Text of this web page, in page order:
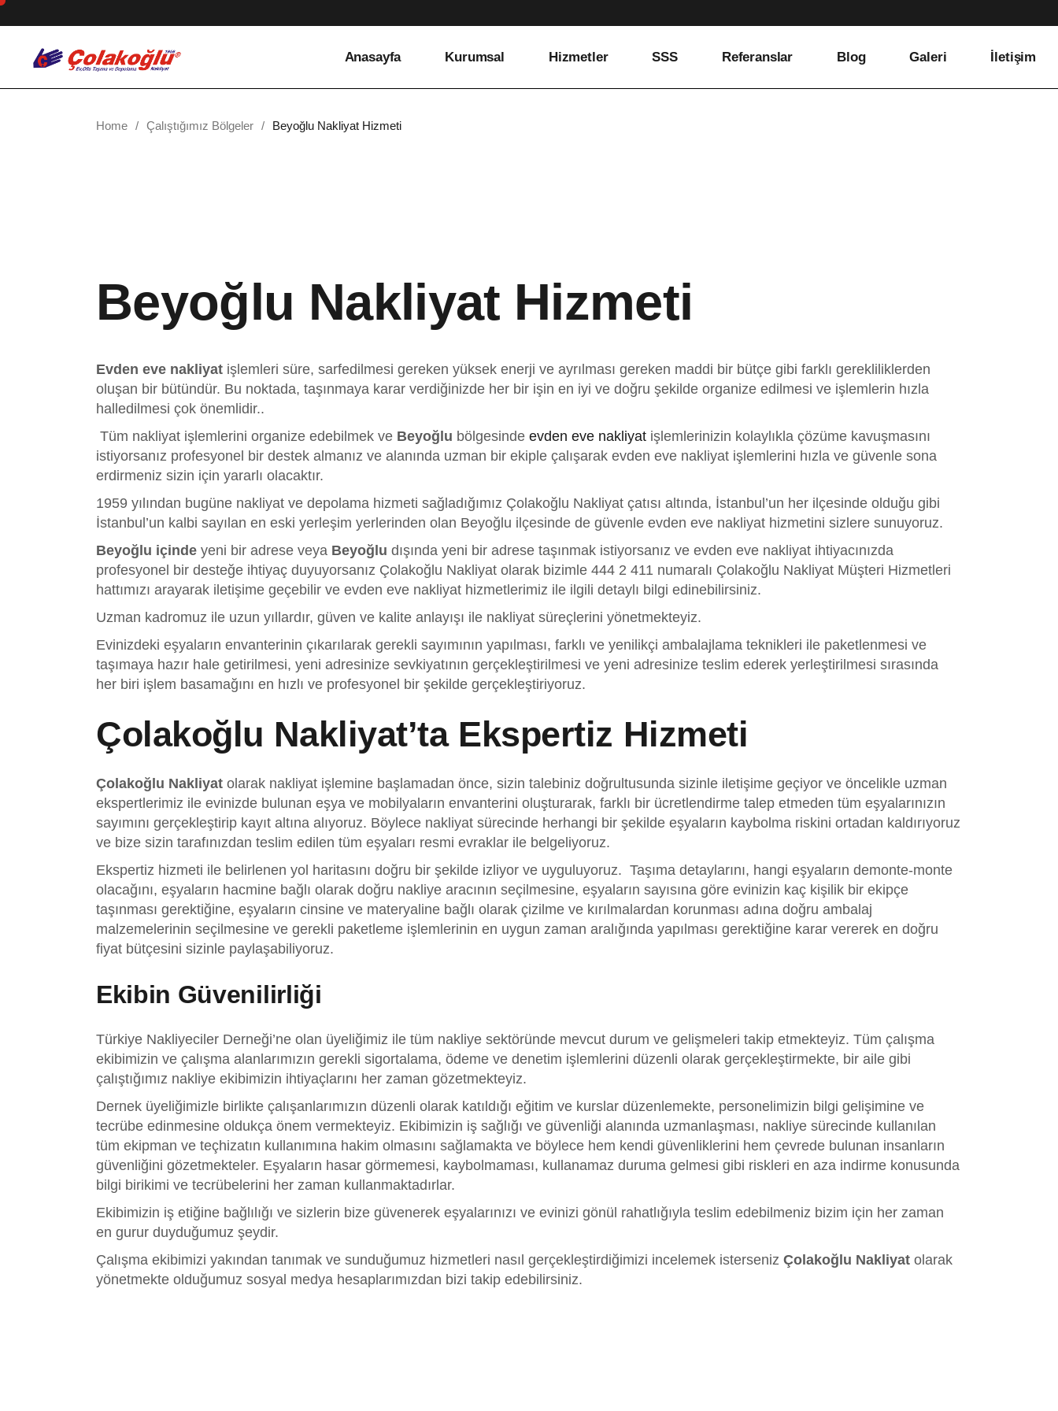
Skip
content
Anasayfa Kurumsal Hizmetler
Villa Taşıma
Kongre Taşımacılığı
Kütüphane
Taşımacılığı
SSS Referanslar Blog Galeri İletişim
Home Çalıştığımız Bölgeler Beyoğlu Nakliyat Hizmeti
Beyoğlu Nakliyat Hizmeti
Evden eve nakliyat işlemleri süre, sarfedilmesi gereken yüksek enerji ve ayrılması gereken maddi bir bütçe gibi farklı gerekliliklerden
oluşan bir bütündür. Bu noktada, taşınmaya karar verdiğinizde her bir işin en iyi ve doğru şekilde organize edilmesi ve işlemlerin hızla
halledilmesi çok önemlidir..
Tüm nakliyat işlemlerini organize edebilmek ve Beyoğlu bölgesinde evden eve nakliyat işlemlerinizin kolaylıkla çözüme kavuşmasını
istiyorsanız profesyonel bir destek almanız ve alanında uzman bir ekiple çalışarak evden eve nakliyat işlemlerini hızla ve güvenle sona
erdirmeniz sizin için yararlı olacaktır.
1959 yılından bugüne nakliyat ve depolama hizmeti sağladığımız Çolakoğlu Nakliyat çatısı altında, İstanbul’un her ilçesinde olduğu gibi
İstanbul’un kalbi sayılan en eski yerleşim yerlerinden olan Beyoğlu ilçesinde de güvenle evden eve nakliyat hizmetini sizlere sunuyoruz.
Beyoğlu içinde yeni bir adrese veya Beyoğlu dışında yeni bir adrese taşınmak istiyorsanız ve evden eve nakliyat ihtiyacınızda
profesyonel bir desteğe ihtiyaç duyuyorsanız Çolakoğlu Nakliyat olarak bizimle 444 2 411 numaralı Çolakoğlu Nakliyat Müşteri Hizmetleri
hattımızı arayarak iletişime geçebilir ve evden eve nakliyat hizmetlerimiz ile ilgili detaylı bilgi edinebilirsiniz.
Uzman kadromuz ile uzun yıllardır, güven ve kalite anlayışı ile nakliyat süreçlerini yönetmekteyiz.
Evinizdeki eşyaların envanterinin çıkarılarak gerekli sayımının yapılması, farklı ve yenilikçi ambalajlama teknikleri ile paketlenmesi ve
taşımaya hazır hale getirilmesi, yeni adresinize sevkiyatının gerçekleştirilmesi ve yeni adresinize teslim ederek yerleştirilmesi sırasında
her biri işlem basamağını en hızlı ve profesyonel bir şekilde gerçekleştiriyoruz.
Çolakoğlu Nakliyat’ta Ekspertiz Hizmeti
Çolakoğlu Nakliyat olarak nakliyat işlemine başlamadan önce, sizin talebiniz doğrultusunda sizinle iletişime geçiyor ve öncelikle uzman
ekspertlerimiz ile evinizde bulunan eşya ve mobilyaların envanterini oluşturarak, farklı bir ücretlendirme talep etmeden tüm eşyalarınızın
sayımını gerçekleştirip kayıt altına alıyoruz. Böylece nakliyat sürecinde herhangi bir şekilde eşyaların kaybolma riskini ortadan kaldırıyoruz
ve bize sizin tarafınızdan teslim edilen tüm eşyaları resmi evraklar ile belgeliyoruz.
Ekspertiz hizmeti ile belirlenen yol haritasını doğru bir şekilde izliyor ve uyguluyoruz. Taşıma detaylarını, hangi eşyaların demonte-monte
olacağını, eşyaların hacmine bağlı olarak doğru nakliye aracının seçilmesine, eşyaların sayısına göre evinizin kaç kişilik bir ekipçe
taşınması gerektiğine, eşyaların cinsine ve materyaline bağlı olarak çizilme ve kırılmalardan korunması adına doğru ambalaj
malzemelerinin seçilmesine ve gerekli paketleme işlemlerinin en uygun zaman aralığında yapılması gerektiğine karar vererek en doğru
fiyat bütçesini sizinle paylaşabiliyoruz.
Ekibin Güvenilirliği
Türkiye Nakliyeciler Derneği’ne olan üyeliğimiz ile tüm nakliye sektöründe mevcut durum ve gelişmeleri takip etmekteyiz. Tüm çalışma
ekibimizin ve çalışma alanlarımızın gerekli sigortalama, ödeme ve denetim işlemlerini düzenli olarak gerçekleştirmekte, bir aile gibi
çalıştığımız nakliye ekibimizin ihtiyaçlarını her zaman gözetmekteyiz.
Dernek üyeliğimizle birlikte çalışanlarımızın düzenli olarak katıldığı eğitim ve kurslar düzenlemekte, personelimizin bilgi gelişimine ve
tecrübe edinmesine oldukça önem vermekteyiz. Ekibimizin iş sağlığı ve güvenliği alanında uzmanlaşması, nakliye sürecinde kullanılan
tüm ekipman ve teçhizatın kullanımına hakim olmasını sağlamakta ve böylece hem kendi güvenliklerini hem çevrede bulunan insanların
güvenliğini gözetmekteler. Eşyaların hasar görmemesi, kaybolmaması, kullanamaz duruma gelmesi gibi riskleri en aza indirme konusunda
bilgi birikimi ve tecrübelerini her zaman kullanmaktadırlar.
Ekibimizin iş etiğine bağlılığı ve sizlerin bize güvenerek eşyalarınızı ve evinizi gönül rahatlığıyla teslim edebilmeniz bizim için her zaman
en gurur duyduğumuz şeydir.
Çalışma ekibimizi yakından tanımak ve sunduğumuz hizmetleri nasıl gerçekleştirdiğimizi incelemek isterseniz Çolakoğlu Nakliyat olarak
yönetmekte olduğumuz sosyal medya hesaplarımızdan bizi takip edebilirsiniz.